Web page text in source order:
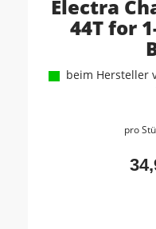
Electra
44T for
beim Hersteller
pro